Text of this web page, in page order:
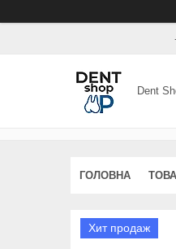
Dent
ГОЛОВНА
Хит продаж